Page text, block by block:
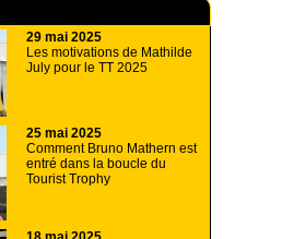
29 mai 2025
Les motivations de Mathilde
July pour le TT 2025
25 mai 2025
Comment Bruno Mathern est
entré dans la boucle du
Tourist Trophy